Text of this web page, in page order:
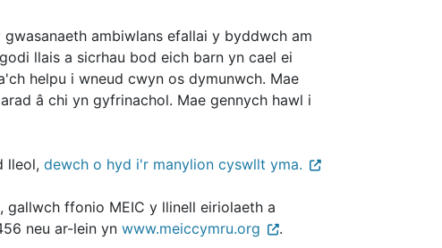
ambiwlans efallai y byddwch am
llais a sicrhau bod eich barn yn cael ei
helpu i wneud cwyn os dymunwch. Mae
â chi yn gyfrinachol. Mae gennych hawl i
lleol, dewch o hyd i'r manylion cyswllt yma.
ffonio MEIC y llinell eiriolaeth a
neu ar-lein yn www.meiccymru.org .